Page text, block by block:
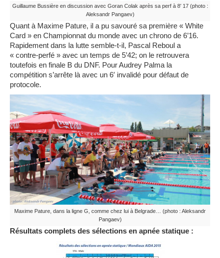
Guillaume Bussière en discussion avec Goran Colak après sa perf à 8′ 17 (photo :
Aleksandr Pangaev)
Quant à Maxime Pature, il a pu savouré sa première « White
Card » en Championnat du monde avec un chrono de 6’16.
Rapidement dans la lutte semble-t-il, Pascal Reboul a
« contre-perfé » avec un temps de 5’42; on le retrouvera
toutefois en finale B du DNF. Pour Audrey Palma la
compétition s’arrête là avec un 6′ invalidé pour défaut de
protocole.
Maxime Pature, dans la ligne G, comme chez lui à Belgrade… (photo : Aleksandr
Pangaev)
Résultats complets des sélections en apnée statique :